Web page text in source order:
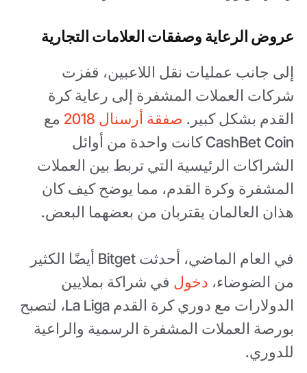
عروض الرعاية وصفقات العلامات التجارية
إلى جانب عمليات نقل اللاعبين، قفزت
شركات العملات المشفرة إلى رعاية كرة
القدم بشكل كبير. صفقة أرسنال 2018
مع
CashBet Coin كانت واحدة من أوائل
الشراكات الرئيسية التي تربط بين العملات
المشفرة وكرة القدم، مما يوضح كيف كان
هذان العالمان يقتربان من بعضهما البعض.
في العام الماضي، أحدثت Bitget أيضًا الكثير
من الضوضاء، دخول في شراكة بملايين
الدولارات مع دوري كرة القدم La Liga، لتصبح
بورصة العملات المشفرة الرسمية والراعية
للدوري.